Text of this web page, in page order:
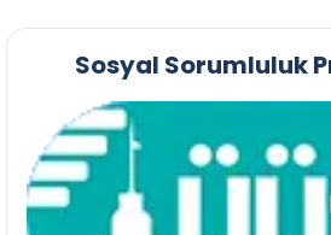
Sosyal Sorumluluk